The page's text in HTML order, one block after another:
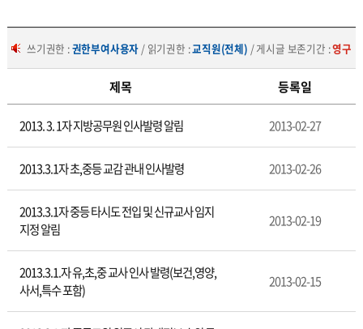
쓰기권한 :권한부여사용자 / 읽기권한 :교직원(전체) / 게시글 보존기간 :영구
발
제목 등록일
2013. 3. 1자 지방공무원 인사발령 알림 2013-02-27
2013.3.1자 초,중등 교감 관내 인사발령 2013-02-26
2013.3.1자 중등 타시도 전입 및 신규교사 임지
지정 알림
2013-02-19
2013.3.1.자 유,초,중 교사 인사 발령(보건,영양,
사서,특수 포함)
2013-02-15